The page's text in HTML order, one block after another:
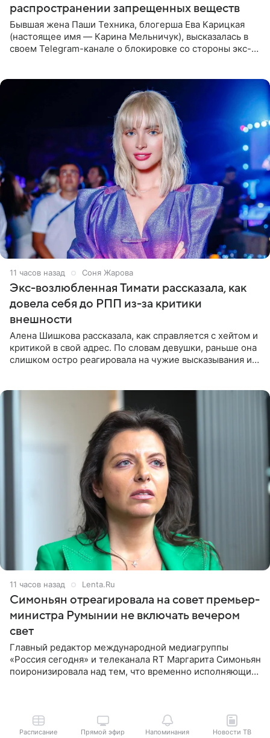
распространении запрещенных веществ
Бывшая жена Паши Техника, блогерша Ева Карицкая
(настоящее имя — Карина Мельничук), высказалась в
своем Telegram-канале о блокировке со стороны экс-
11 часов назад Соня Жарова
Экс-возлюбленная Тимати рассказала, как
довела себя до РПП из-за критики
внешности
Алена Шишкова рассказала, как справляется с хейтом и
критикой в свой адрес. По словам девушки, раньше она
слишком остро реагировала на чужие высказывания и
11 часов назад Lenta.Ru
Симоньян отреагировала на совет премьер-
министра Румынии не включать вечером
свет
Главный редактор международной медиагруппы
«Россия сегодня» и телеканала RT Маргарита Симоньян
поиронизировала над тем, что временно исполняющий
Расписание Прямой эфир Напоминания Новости ТВ